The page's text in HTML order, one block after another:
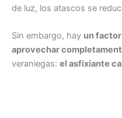
de luz, los atascos se
Sin embargo, hay un
aprovechar
veraniegas: el asfixiante